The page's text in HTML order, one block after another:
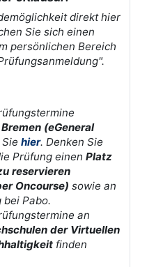
direkt hier
Sie sich einen
persönlichen Bereich
(eGeneral
hier. Denken Sie
Prüfung einen Platz
reservieren
Oncourse) sowie an
bei Pabo.
an
der Virtuellen
finden